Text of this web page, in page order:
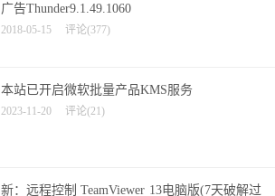
广告Thunder9.1.49.1060
2018-05-15 评论(377)
本站已开启微软批量产品KMS服务
2023-11-20 评论(21)
新：远程控制 TeamViewer 13电脑版(7天破解过